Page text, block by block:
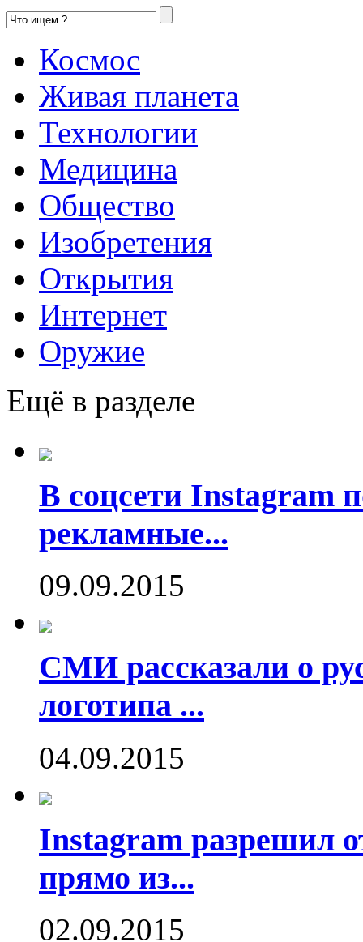
Космос
Живая планета
Технологии
Медицина
Общество
Изобретения
Открытия
Интернет
Оружие
Ещё в разделе
В соцсети Instagram
рекламные...
09.09.2015
СМИ рассказали о
логотипа ...
04.09.2015
Instagram разрешил
прямо из...
02.09.2015